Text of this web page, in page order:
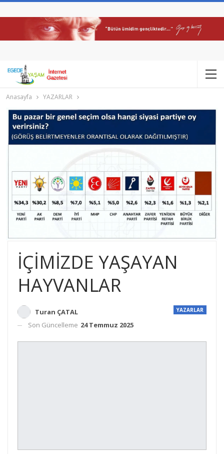
Anasayfa YAZARLAR
İÇİMİZDE YAŞAYAN
HAYVANLAR
YAZARLAR
Turan ÇATAL
Son Güncelleme 24 Temmuz 2025